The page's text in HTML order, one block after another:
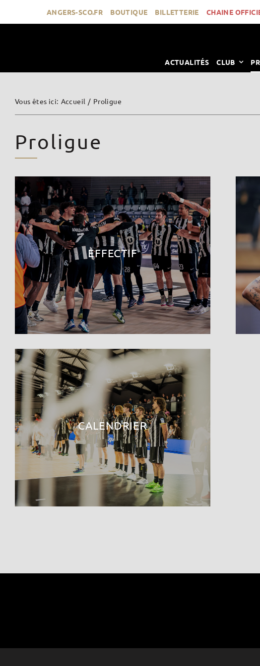
ANGERS-SCO.FR BOUTIQUE BILLETTERIE CHAINE
ACTUALITÉS CLUB
Vous êtes ici: Accueil / Proligue
Proligue
EFFECTIF
CALENDRIER